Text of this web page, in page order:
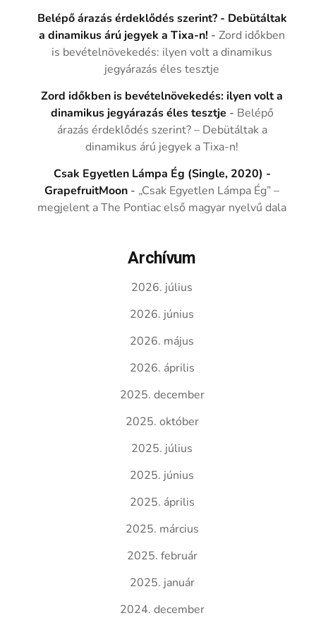
Belépő árazás érdeklődés szerint? - Debütáltak
a dinamikus árú jegyek a Tixa-n! -Zord időkben
is bevételnövekedés: ilyen volt a dinamikus
jegyárazás éles tesztje
Zord időkben is bevételnövekedés: ilyen volt a
dinamikus jegyárazás éles tesztje - Belépő
árazás érdeklődés szerint? – Debütáltak a
dinamikus árú jegyek a Tixa-n!
Csak Egyetlen Lámpa Ég (Single, 2020) -
GrapefruitMoon - „Csak Egyetlen Lámpa Ég” –
megjelent a The Pontiac első magyar nyelvű dala
Archívum
2026. július
2026. június
2026. május
2026. április
2025. december
2025. október
2025. július
2025. június
2025. április
2025. március
2025. február
2025. január
2024. december